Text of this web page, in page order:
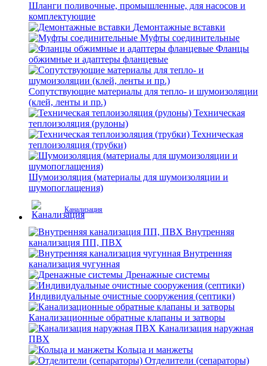
Шланги поливочные, промышленные, для насосов и
комплектующие
Демонтажные вставки
Муфты соединительные
Фланцы
обжимные и адаптеры фланцевые
Сопутствующие материалы для тепло- и шумоизоляции
(клей, ленты и пр.)
Техническая
теплоизоляция (рулоны)
Техническая
теплоизоляция (трубки)
Шумоизоляция (материалы для шумоизоляции и
шумопоглащения)
Канализация
Внутренняя
канализация ПП, ПВХ
Внутренняя
канализация чугунная
Дренажные системы
Индивидуальные очистные сооружения (септики)
Канализационные обратные клапаны и затворы
Канализация наружная
ПВХ
Кольца и манжеты
Отделители (сепараторы)